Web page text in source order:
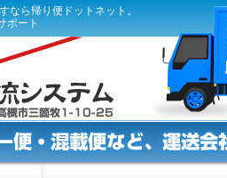
なら帰り便ドットネット。
ポート